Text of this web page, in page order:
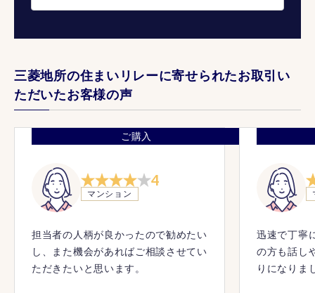
三菱地所の住まいリレーに寄せられたお取引い
ただいたお客様の声
ご購入
4
マンション
担当者の人柄が良かったので勧めたい
し、また機会があればご相談させてい
ただきたいと思います。
迅速で丁寧
の方も話し
りになりま